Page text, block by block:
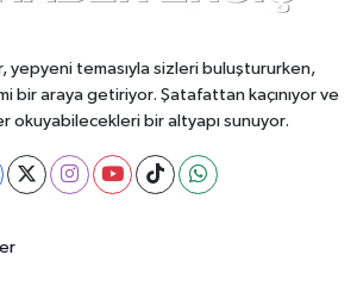
yepyeni temasıyla sizleri buluştururken,
bir araya getiriyor. Şatafattan kaçınıyor ve
okuyabilecekleri bir altyapı sunuyor.